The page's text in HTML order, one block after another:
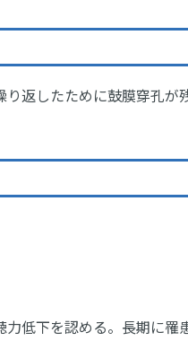
返したために鼓膜穿孔が
低下を認める。長期に罹